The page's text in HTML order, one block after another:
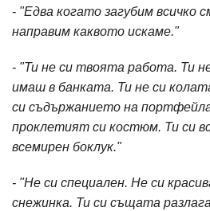
- "Едва когато загубим всичко
направим каквото искаме."
- "Ти не си твоята работа. Ти
имаш в банката. Ти не си
си съдържанието на
проклетият си костюм. Ти си
всемирен боклук."
- "Не си специален. Не си
снежинка. Ти си същата